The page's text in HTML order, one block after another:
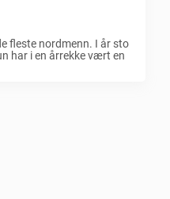
fleste nordmenn. I år sto
har i en årrekke vært en